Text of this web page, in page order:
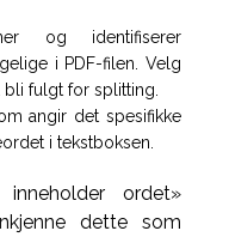
og identifiserer
i PDF-filen. Velg
bli fulgt for splitting.
angir det spesifikke
i tekstboksen.
ordet»
dette som